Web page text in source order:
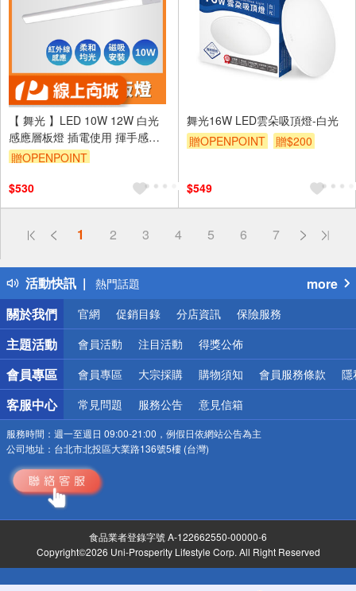
【 舞光 】LED 10W 12W 白光
感應層板燈 插電使用 揮手感應
內附1.5M插頭線
贈OPENPOINT
$530
舞光16W LED雲朵吸頂燈-白光
贈OPENPOINT
贈$200
$549
1 2 3 4 5 6 7
活動快訊
偏遠地區配送
得獎公告
熱門話題
銀行優惠
偏遠地區配送
詐騙網頁！請小心！
more
關於我們
官網 促銷目錄 分店資訊 保險服務
主題活動 會員活動 注目活動 得獎公佈
會員專區 會員專區 大宗採購 購物須知 會員服務條款 隱
客服中心 常見問題 服務公告 意見信箱
服務時間： 週一至週日 09:00-21:00，例假日依網站公告為主
公司地址： 台北市北投區大業路136號5樓 (台灣)
食品業者登錄字號 A-122662550-00000-6
Copyright©2026 Uni-Prosperity Lifestyle Corp. All Right Reserved